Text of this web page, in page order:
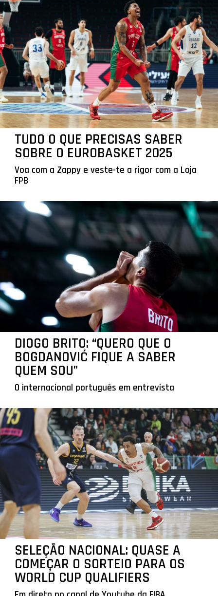
TUDO O QUE PRECISAS SABER
SOBRE O EUROBASKET 2025
Voa com a Zappy e veste-te a rigor com a Loja
FPB
DIOGO BRITO: “QUERO QUE O
BOGDANOVIĆ FIQUE A SABER
QUEM SOU”
O internacional português em entrevista
SELEÇÃO NACIONAL: QUASE A
COMEÇAR O SORTEIO PARA OS
WORLD CUP QUALIFIERS